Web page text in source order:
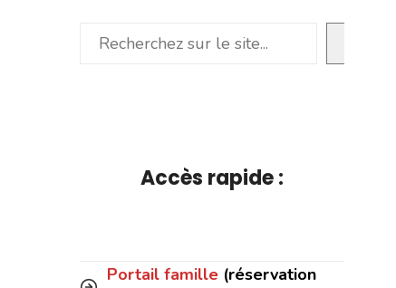
Rechercher
Accès rapide :
Portail famille (réservation